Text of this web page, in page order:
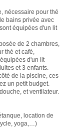
nécessaire pour thé
bains privée avec
équipées d'un lit
de 2 chambres,
thé et café,
d'un lit
et 3 enfants.
de la piscine, ces
un petit budget.
et ventilateur.
location de
yoga,…)